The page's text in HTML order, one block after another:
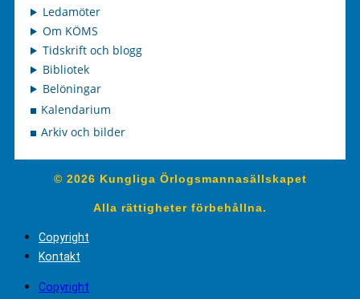
Ledamöter
Om KÖMS
Tidskrift och blogg
Bibliotek
Belöningar
Kalendarium
Arkiv och bilder
© 2026 Kungliga Örlogsmannasällskapet
Alla rättigheter förbehållna.
Copyright
Kontakt
Copyright